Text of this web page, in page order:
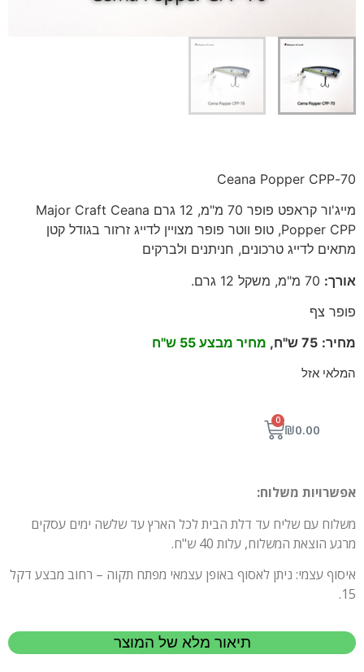
70-Ceana Popper CPP
מייג'ור קראפט פופר 70 מ"מ, 12 גרם Major Craft Ceana
Popper CPP, טופ ווטר פופר מצויין לדייג זרזור בגודל קטן
מתאים לדייג טרכונים, חניתנים ולברקים
אורך: מ"מ, משקל 12 גרם
.
פופר צף
מחיר:
75 ש"ח, מחיר מבצע 55 ש"ח
המלאי אזל
₪0.00
0
אפשרויות משלוח:
משלוח עם שליח עד דלת הבית לכל הארץ עד שלשה ימים עסקים
מרגע הוצאת המשלוח, עלות 40 ש"ח.
איסוף עצמי: ניתן לאסוף באופן עצמאי מפתח תקוה – רחוב מבצע דקל
15.
תיאור מלא של המוצר